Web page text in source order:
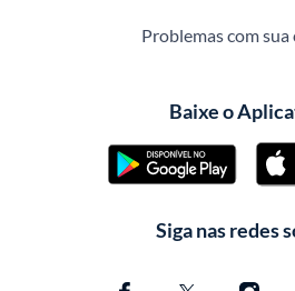
Problemas com sua
Baixe o
Siga nas redes